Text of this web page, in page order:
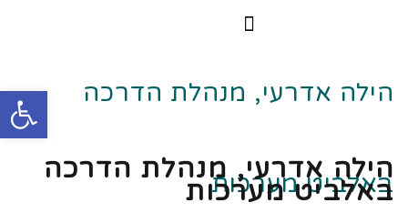
הילה אדרעי, מנהלת הדרכה
באלביט מערכות
הילה אדרעי, מנהלת הדרכה
באלביט מערכות